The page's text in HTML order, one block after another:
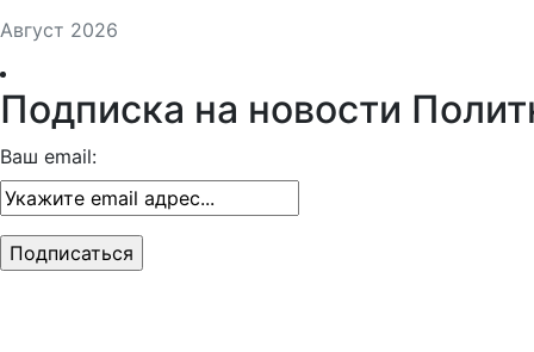
Август 2026
Подписка на новости
Ваш email: